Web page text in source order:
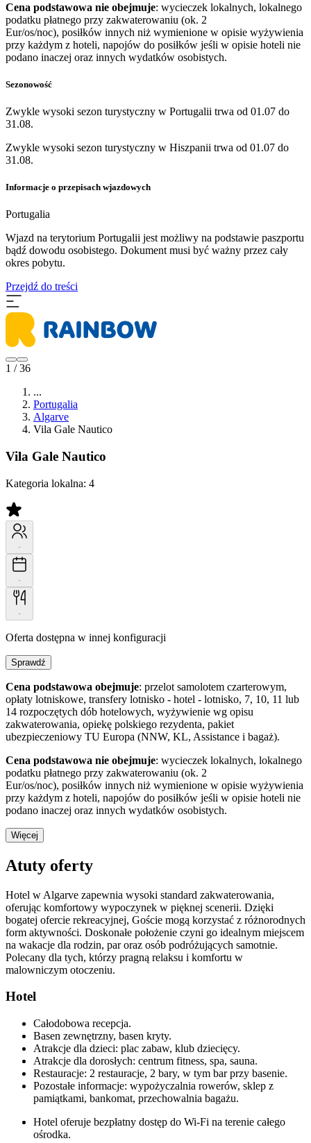
Cena podstawowa nie obejmuje: wycieczek lokalnych, lokalnego
podatku płatnego przy zakwaterowaniu (ok. 2
Eur/os/noc), posiłków innych niż wymienione w opisie wyżywienia
przy każdym z hoteli, napojów do posiłków jeśli w opisie hoteli nie
podano inaczej oraz innych wydatków osobistych.
Sezonowość
Zwykle wysoki sezon turystyczny w Portugalii trwa od 01.07 do
31.08.
Zwykle wysoki sezon turystyczny w Hiszpanii trwa od 01.07 do
31.08.
Informacje o przepisach wjazdowych
Portugalia
Wjazd na terytorium Portugalii jest możliwy na podstawie paszportu
bądź dowodu osobistego. Dokument musi być ważny przez cały
okres pobytu.
Przejdź do treści
1 / 36
...
Portugalia
Algarve
Vila Gale Nautico
Vila Gale Nautico
Kategoria lokalna: 4
-
-
-
Oferta dostępna w innej konfiguracji
Sprawdź
Cena podstawowa obejmuje: przelot samolotem czarterowym,
opłaty lotniskowe, transfery lotnisko - hotel - lotnisko, 7, 10, 11 lub
14 rozpoczętych dób hotelowych, wyżywienie wg opisu
zakwaterowania, opiekę polskiego rezydenta, pakiet
ubezpieczeniowy TU Europa (NNW, KL, Assistance i bagaż).
Cena podstawowa nie obejmuje: wycieczek lokalnych, lokalnego
podatku płatnego przy zakwaterowaniu (ok. 2
Eur/os/noc), posiłków innych niż wymienione w opisie wyżywienia
przy każdym z hoteli, napojów do posiłków jeśli w opisie hoteli nie
podano inaczej oraz innych wydatków osobistych.
Więcej
Atuty oferty
Hotel w Algarve zapewnia wysoki standard zakwaterowania,
oferując komfortowy wypoczynek w pięknej scenerii. Dzięki
bogatej ofercie rekreacyjnej, Goście mogą korzystać z różnorodnych
form aktywności. Doskonałe położenie czyni go idealnym miejscem
na wakacje dla rodzin, par oraz osób podróżujących samotnie.
Polecany dla tych, którzy pragną relaksu i komfortu w
malowniczym otoczeniu.
Hotel
Całodobowa recepcja.
Basen zewnętrzny, basen kryty.
Atrakcje dla dzieci: plac zabaw, klub dziecięcy.
Atrakcje dla dorosłych: centrum fitness, spa, sauna.
Restauracje: 2 restauracje, 2 bary, w tym bar przy basenie.
Pozostałe informacje: wypożyczalnia rowerów, sklep z
pamiątkami, bankomat, przechowalnia bagażu.
Hotel oferuje bezpłatny dostęp do Wi-Fi na terenie całego
ośrodka.